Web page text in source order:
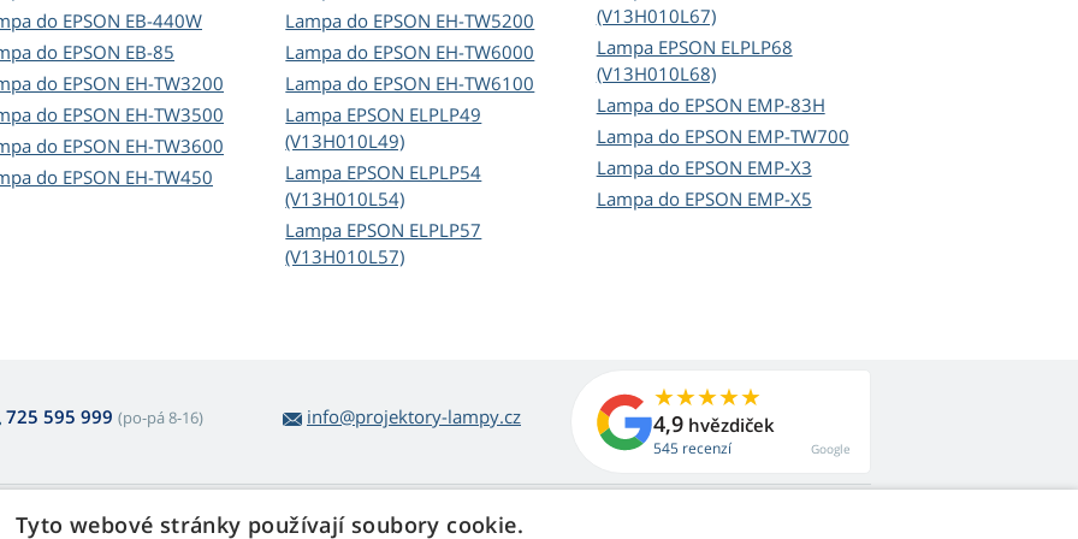
do EPSON EB-440W
do EPSON EB-85
do EPSON EH-TW3200
do EPSON EH-TW3500
do EPSON EH-TW3600
do EPSON EH-TW450
Lampa do EPSON EH-TW5200
Lampa do EPSON EH-TW6000
Lampa do EPSON EH-TW6100
Lampa EPSON ELPLP49
(V13H010L49)
Lampa EPSON ELPLP54
(V13H010L54)
Lampa EPSON ELPLP57
(V13H010L57)
(V13H010L67)
Lampa EPSON ELPLP68
(V13H010L68)
Lampa do EPSON EMP-83H
Lampa do EPSON EMP-TW700
Lampa do EPSON EMP-X3
Lampa do EPSON EMP-X5
725 595 999 (po-pá 8-16) info@projektory-lampy.cz 4,9 hvězdiček
545 recenzí Google
lamp Web Retail s.r.o.
Tyto webové stránky používají soubory cookie.